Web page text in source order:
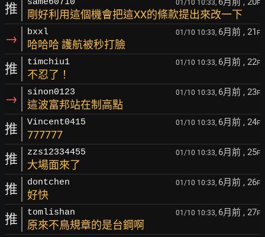
推 same60710 01/10 10:33, F
剛好利用這個機會把這XX的條款提出來改一下
→ bxxl 01/10 10:33, 6月前 , 21 F
哈哈哈 護航被秒打臉
推 timchiu1 01/10 10:33, 6月前 , 22F
不忍了！
→ sinon0123 01/10 10:33, 6月前 , 23F
這波富邦站在制高點
推 Vincent0415 01/10 10:33, 6月前 , 24F
777777
推 zzs12334455 01/10 10:33, 6月前 , 25F
大場面來了
推 dontchen 01/10 10:33, 6月前 , 26F
好快
推 tomlishan 01/10 10:33, 6月前 , 27F
原來不鳥規章的是台鋼啊